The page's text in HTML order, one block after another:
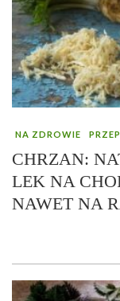
NA ZDROWIE
CHRZAN:
LEK NA
NAWET NA